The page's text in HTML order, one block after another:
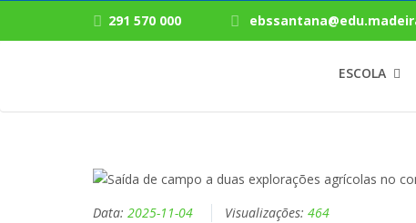
291 570 000
ESCOLA
Data: 2025-11-04 Visualizações: 464